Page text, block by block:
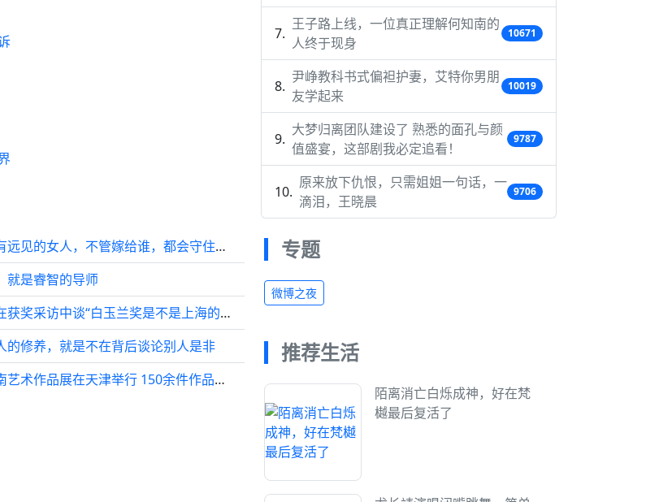
真正有远见的女人，不管嫁给谁，都会守住这三张底牌
就是睿智的导师
胡歌在获奖采访中谈“白玉兰奖是不是上海的地方奖”的争议
的修养，就是不在背后谈论别人是非
黄建南艺术作品展在天津举行 150余件作品呈现东西文化融合魅力
王子路上线，一位真正理解何知南的
人终于现身
10671
尹峥教科书式偏袒护妻，艾特你男朋
友学起来
10019
大梦归离团队建设了 熟悉的面孔与颜
值盛宴，这部剧我必定追看！
9787
原来放下仇恨，只需姐姐一句话，一
滴泪，王晓晨
9706
专题
微博之夜
推荐生活
陌离消亡白烁成神，好在梵
樾最后复活了